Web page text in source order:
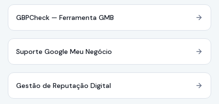
GBPCheck — Ferramenta GMB
Suporte Google Meu Negócio
Gestão de Reputação Digital